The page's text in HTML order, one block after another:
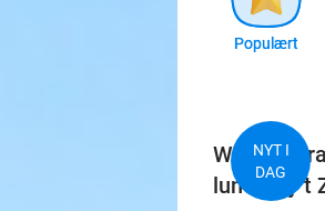
Populært
NYT I
DAG
lunch bij 't